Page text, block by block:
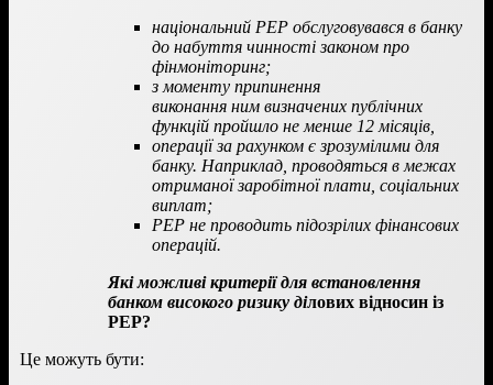
національний PEP обслуговувався в банку
до набуття чинності законом про
фінмоніторинг;
з моменту припинення
виконання ним визначених публічних
функцій пройшло не менше 12 місяців,
операції за рахунком є зрозумілими для
банку. Наприклад, проводяться в межах
отриманої заробітної плати, соціальних
виплат;
PEP не проводить підозрілих фінансових
операцій.
Які можливі критерії для встановлення
банком високого ризику ділових відносин із
PEP?
Це можуть бути: